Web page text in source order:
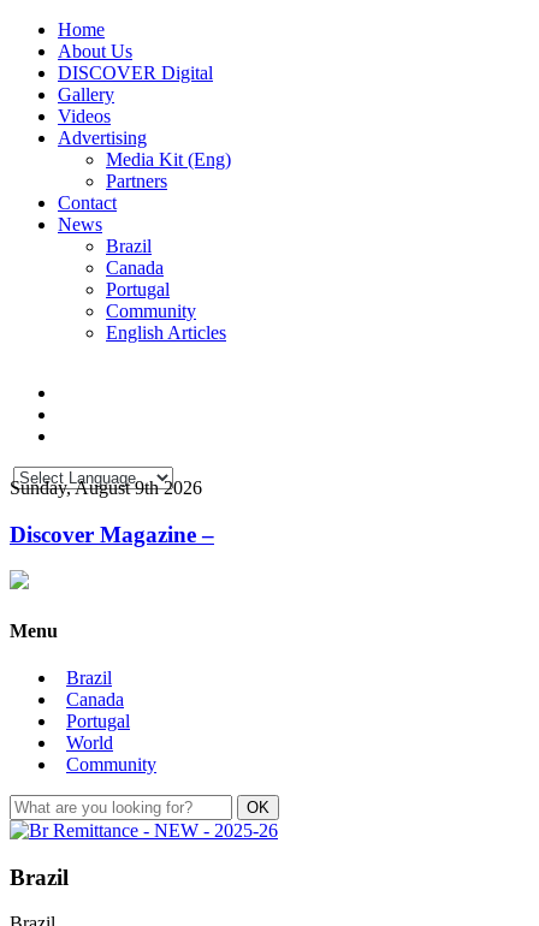
Home
About Us
DISCOVER Digital
Gallery
Videos
Advertising
Media Kit (Eng)
Partners
Contact
News
Brazil
Canada
Portugal
Community
English Articles
Sunday, August 9th 2026
Discover Magazine –
Menu
Brazil
Canada
Portugal
World
Community
Brazil